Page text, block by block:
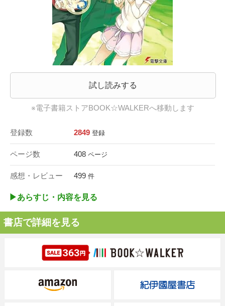
試し読みする
※電子書籍ストアBOOK☆WALKERへ移動します
登録数 2849 登録
ページ数 408 ページ
感想・レビュー 499 件
▶︎あらすじ・内容を見る
書店で詳細を見る